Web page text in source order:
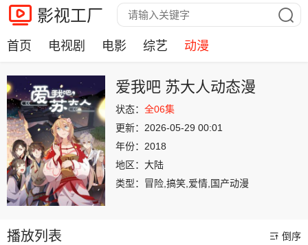
影视工厂
首页 电视剧 电影 综艺 动漫
爱我吧 苏大人动态漫
状态： 全06集
更新： 2026-05-29 00:01
年份： 2018
地区： 大陆
类型： 冒险,搞笑,爱情,国产动漫
播放列表 倒序